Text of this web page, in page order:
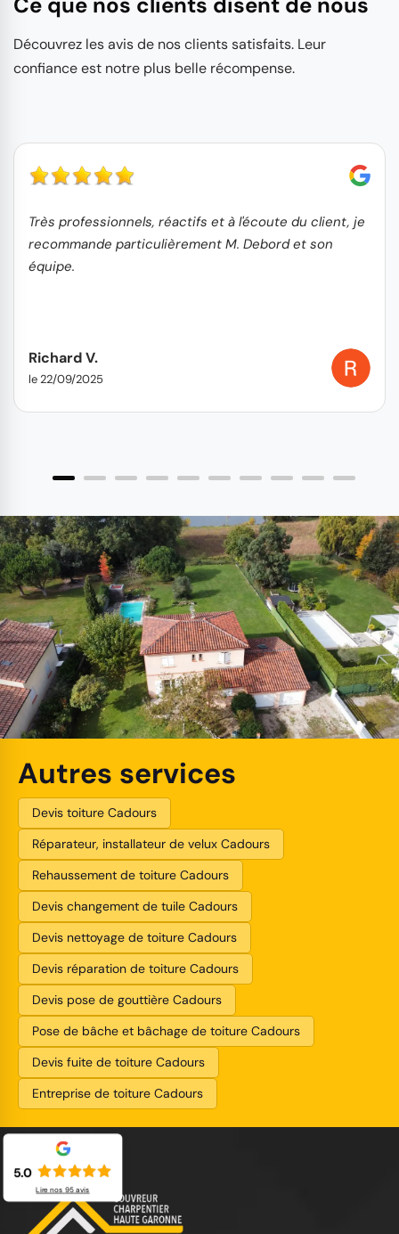
Découvrez les avis de nos clients satisfaits. Leur
confiance est notre plus belle récompense.
Très professionnels, réactifs et à l'écoute du client, je
recommande particulièrement M. Debord et son
équipe.
Richard V.
le 22/09/2025
Autres services
Devis toiture Cadours
Réparateur, installateur de velux Cadours
Rehaussement de toiture Cadours
Devis changement de tuile Cadours
Devis nettoyage de toiture Cadours
Devis réparation de toiture Cadours
Devis pose de gouttière Cadours
Pose de bâche et bâchage de toiture Cadours
Devis fuite de toiture Cadours
Entreprise de toiture Cadours
5.0
Lire nos 95avis